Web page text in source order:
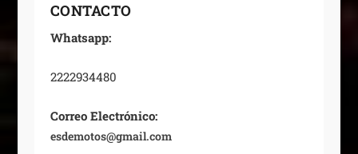
CONTACTO
Whatsapp:
2222934480
Correo Electrónico:
esdemotos@gmail.com